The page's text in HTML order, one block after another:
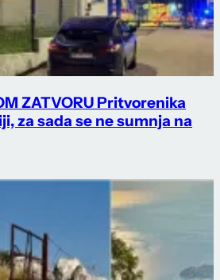
ZATVORU Pritvorenika
za sada se ne sumnja na